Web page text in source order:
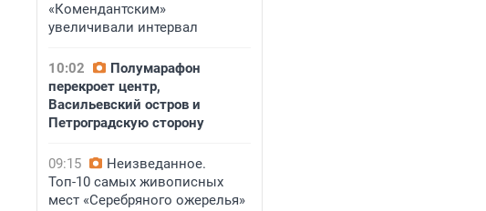
«Комендантским»
увеличивали интервал
10:02
Полумарафон
перекроет центр,
Васильевский остров и
Петроградскую сторону
09:15
Неизведанное.
Топ-10 самых живописных
мест «Серебряного ожерелья»